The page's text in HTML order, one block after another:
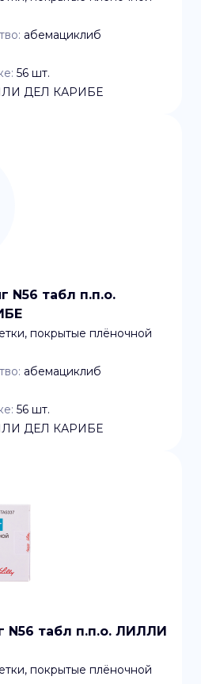
абемациклиб
56 шт.
ДЕЛ КАРИБЕ
N56 табл п.п.о.
покрытые плёночной
абемациклиб
56 шт.
ДЕЛ КАРИБЕ
N56 табл п.п.о. ЛИЛЛИ
покрытые плёночной